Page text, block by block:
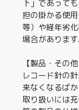
下」であって
担の掛かる使
等）や経年劣
場合があります
【製品・その
レコード針の
来なくなるば
取り扱いには